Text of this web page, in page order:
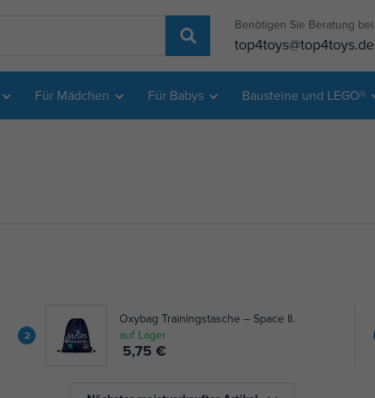
Benötigen Sie Beratung
top4toys@top4toys.de
Für Mädchen Für Babys Bausteine und LEGO®
2
Oxybag Trainingstasche – Space II.
auf Lager
5,75 €